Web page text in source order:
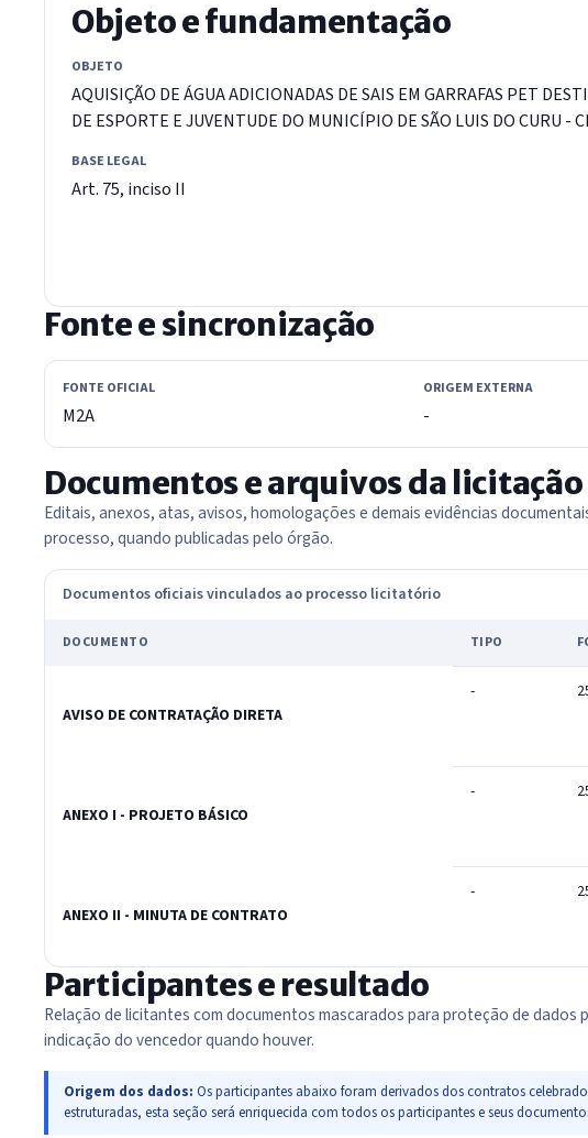
Objeto e fundamentação
OBJETO
AQUISIÇÃO DE ÁGUA ADICIONADAS DE SAIS EM GARRAFAS PET
DE ESPORTE E JUVENTUDE DO MUNICÍPIO DE SÃO LUIS DO CURU -
BASE LEGAL
Art. 75, inciso II
Fonte e sincronização
FONTE OFICIAL
M2A
ORIGEM EXTERNA
-
Documentos e arquivos da licitação
Editais, anexos, atas, avisos, homologações e demais evidências
processo, quando publicadas pelo órgão.
Documentos oficiais vinculados ao processo licitatório
DOCUMENTO TIPO
AVISO DE CONTRATAÇÃO DIRETA
-
ANEXO I - PROJETO BÁSICO
-
ANEXO II - MINUTA DE CONTRATO
-
Participantes e resultado
Relação de licitantes com documentos mascarados para proteção de dados
indicação do vencedor quando houver.
Origem dos dados: Os participantes abaixo foram derivados dos contratos
estruturadas, esta seção será enriquecida com todos os participantes e seus